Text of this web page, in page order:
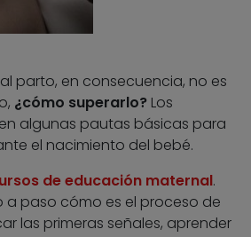
parto, en consecuencia, no es
¿cómo superarlo? Los
algunas pautas básicas para
el nacimiento del bebé.
de educación maternal.
a paso cómo es el proceso de
las primeras señales, aprender